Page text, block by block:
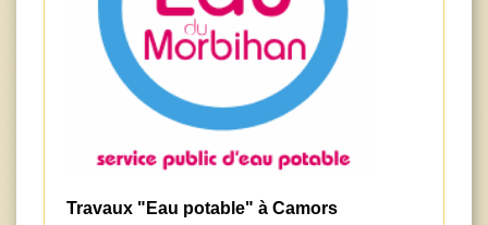
Travaux "Eau potable" à Camors